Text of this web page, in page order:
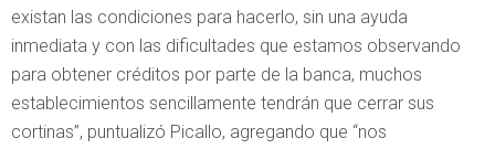
existan las condiciones para hacerlo, sin una ayuda
inmediata y con las dificultades que estamos observando
para obtener créditos por parte de la banca, muchos
establecimientos sencillamente tendrán que cerrar sus
cortinas”, puntualizó Picallo, agregando que “nos